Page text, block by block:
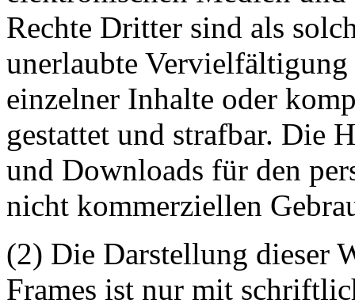
Rechte Dritter sind als
unerlaubte Vervielfältigung
einzelner Inhalte oder
gestattet und strafbar. Die
und Downloads für den
nicht kommerziellen
(2) Die Darstellung dieser
Frames ist nur mit